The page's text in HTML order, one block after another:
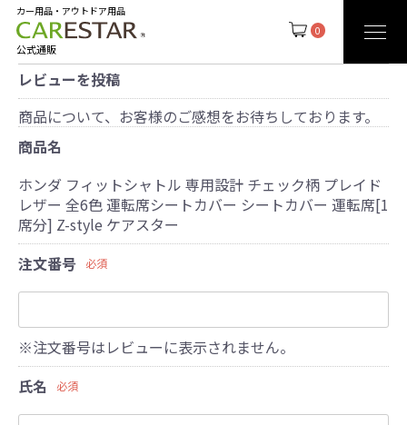
0
カー用品・アウトドア用品
公式通販
レビューを投稿
商品について、お客様のご感想をお待ちしております。
商品名
ホンダ フィットシャトル 専用設計 チェック柄 プレイド
レザー 全6色 運転席シートカバー シートカバー 運転席[1
席分] Z-style ケアスター
注文番号
必須
※注文番号はレビューに表示されません。
氏名
必須